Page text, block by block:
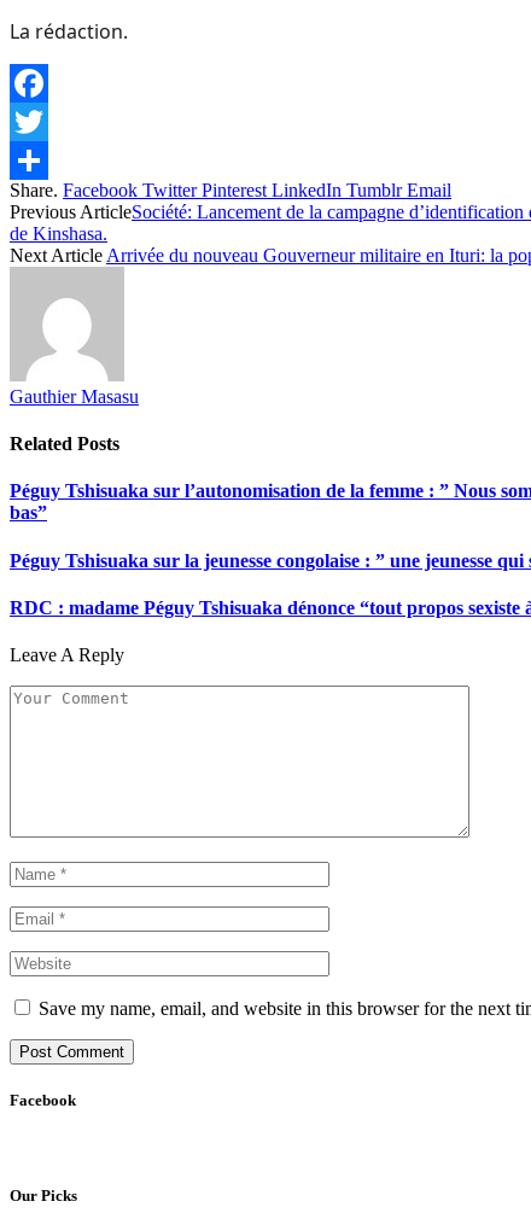
La rédaction.
Facebook
Twitter
Share
Share. Facebook Twitter Pinterest LinkedIn Tumblr Email
Previous ArticleSociété: Lancement de la campagne
de Kinshasa.
Next Article Arrivée du nouveau Gouverneur militaire en Ituri: la
Gauthier Masasu
Related Posts
Péguy Tshisuaka sur l’autonomisation de la femme : ” Nous
bas”
Péguy Tshisuaka sur la jeunesse congolaise : ” une jeunesse
RDC : madame Péguy Tshisuaka dénonce “tout propos
Leave A Reply
Save my name, email, and website in this browser for the next
Facebook
Our Picks